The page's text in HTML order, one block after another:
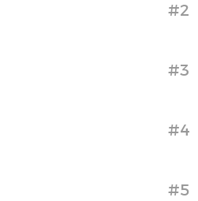
#2
#3
#4
#5